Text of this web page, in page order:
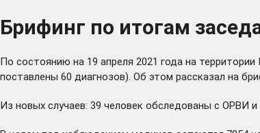
Брифинг по итогам
По состоянию на 19 апреля 2021 года на
поставлены 60 диагнозов). Об этом рассказал на
Из новых случаев: 39 человек обследованы с ОРВИ